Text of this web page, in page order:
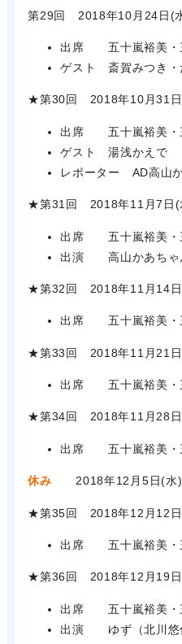
第29回 2018年10月24日(
出席 五十嵐裕美・
ゲスト 斎賀みつき・
★第30回 2018年10月31
出席 五十嵐裕美・
ゲスト 湯浅かえで
レポーター AD高山
★第31回 2018年11月7日(
出席 五十嵐裕美・
出演 高山かあちゃ
★第32回 2018年11月14
出席 五十嵐裕美・
★第33回 2018年11月21
出席 五十嵐裕美・
★第34回 2018年11月28
出席 五十嵐裕美・
休み 2018年12月5日(水)
★第35回 2018年12月12
出席 五十嵐裕美・
★第36回 2018年12月19
出席 五十嵐裕美・
出演 ゆず（北川悠